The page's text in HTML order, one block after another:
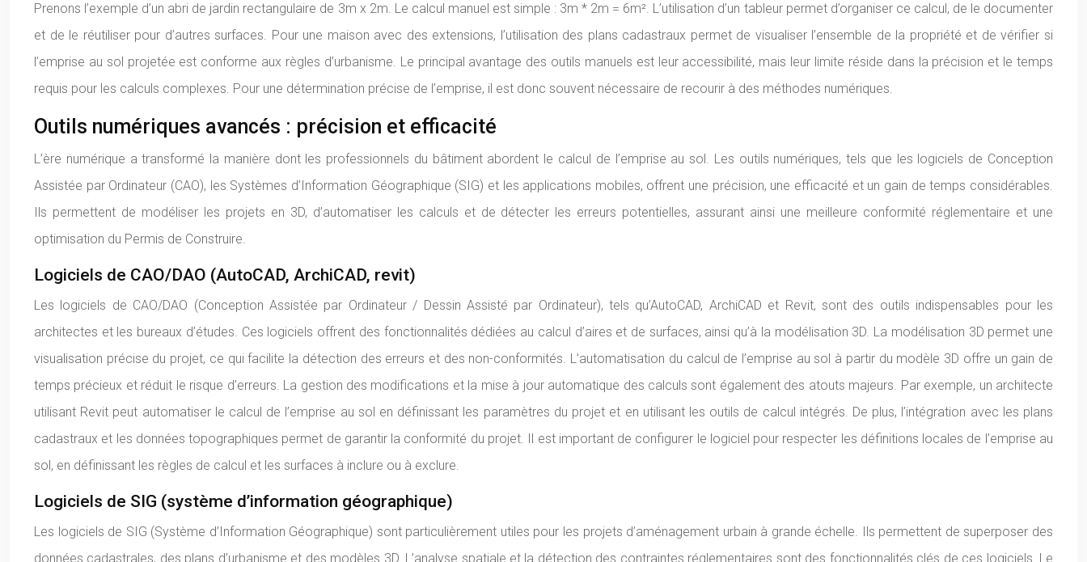
Prenons l’exemple d’un abri de jardin rectangulaire de 3m x 2m. Le calcul manuel est simple : 3m * 2m = 6m². L’utilisation d’un tableur permet d’organiser ce calcul, de le documenter
et de le réutiliser pour d’autres surfaces. Pour une maison avec des extensions, l’utilisation des plans cadastraux permet de visualiser l’ensemble de la propriété et de vérifier si
l’emprise au sol projetée est conforme aux règles d’urbanisme. Le principal avantage des outils manuels est leur accessibilité, mais leur limite réside dans la précision et le temps
requis pour les calculs complexes. Pour une détermination précise de l’emprise, il est donc souvent nécessaire de recourir à des méthodes numériques.
Outils numériques avancés : précision et efficacité
L’ère numérique a transformé la manière dont les professionnels du bâtiment abordent le calcul de l’emprise au sol. Les outils numériques, tels que les logiciels de Conception
Assistée par Ordinateur (CAO), les Systèmes d’Information Géographique (SIG) et les applications mobiles, offrent une précision, une efficacité et un gain de temps considérables.
Ils permettent de modéliser les projets en 3D, d’automatiser les calculs et de détecter les erreurs potentielles, assurant ainsi une meilleure conformité réglementaire et une
optimisation du Permis de Construire.
Logiciels de CAO/DAO (AutoCAD, ArchiCAD, revit)
Les logiciels de CAO/DAO (Conception Assistée par Ordinateur / Dessin Assisté par Ordinateur), tels qu’AutoCAD, ArchiCAD et Revit, sont des outils indispensables pour les
architectes et les bureaux d’études. Ces logiciels offrent des fonctionnalités dédiées au calcul d’aires et de surfaces, ainsi qu’à la modélisation 3D. La modélisation 3D permet une
visualisation précise du projet, ce qui facilite la détection des erreurs et des non-conformités. L’automatisation du calcul de l’emprise au sol à partir du modèle 3D offre un gain de
temps précieux et réduit le risque d’erreurs. La gestion des modifications et la mise à jour automatique des calculs sont également des atouts majeurs. Par exemple, un architecte
utilisant Revit peut automatiser le calcul de l’emprise au sol en définissant les paramètres du projet et en utilisant les outils de calcul intégrés. De plus, l’intégration avec les plans
cadastraux et les données topographiques permet de garantir la conformité du projet. Il est important de configurer le logiciel pour respecter les définitions locales de l’emprise au
sol, en définissant les règles de calcul et les surfaces à inclure ou à exclure.
Logiciels de SIG (système d’information géographique)
Les logiciels de SIG (Système d’Information Géographique) sont particulièrement utiles pour les projets d’aménagement urbain à grande échelle. Ils permettent de superposer des
données cadastrales, des plans d’urbanisme et des modèles 3D. L’analyse spatiale et la détection des contraintes réglementaires sont des fonctionnalités clés de ces logiciels. Le